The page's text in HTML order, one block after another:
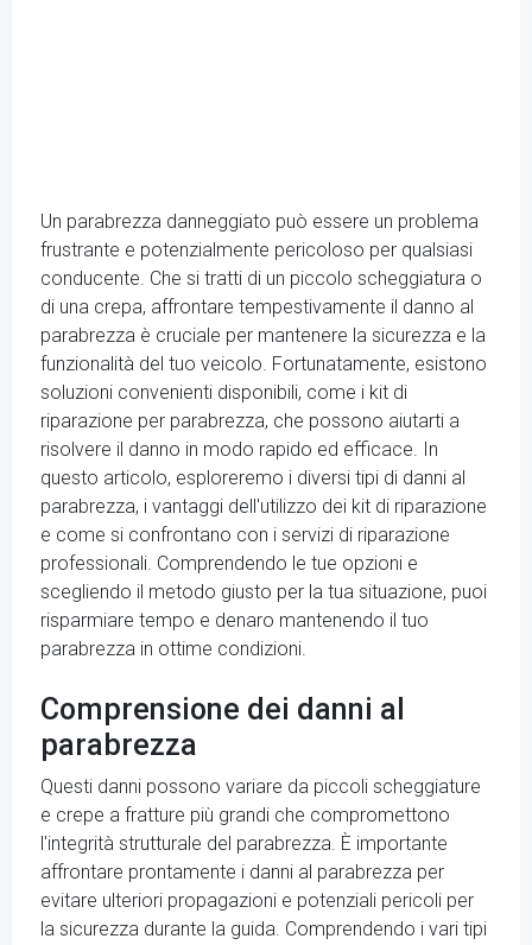
Un parabrezza danneggiato può essere un problema
frustrante e potenzialmente pericoloso per qualsiasi
conducente. Che si tratti di un piccolo scheggiatura o
di una crepa, affrontare tempestivamente il danno al
parabrezza è cruciale per mantenere la sicurezza e la
funzionalità del tuo veicolo. Fortunatamente, esistono
soluzioni convenienti disponibili, come i kit di
riparazione per parabrezza, che possono aiutarti a
risolvere il danno in modo rapido ed efficace. In
questo articolo, esploreremo i diversi tipi di danni al
parabrezza, i vantaggi dell'utilizzo dei kit di riparazione
e come si confrontano con i servizi di riparazione
professionali. Comprendendo le tue opzioni e
scegliendo il metodo giusto per la tua situazione, puoi
risparmiare tempo e denaro mantenendo il tuo
parabrezza in ottime condizioni.
Comprensione dei danni al
parabrezza
Questi danni possono variare da piccoli scheggiature
e crepe a fratture più grandi che compromettono
l'integrità strutturale del parabrezza. È importante
affrontare prontamente i danni al parabrezza per
evitare ulteriori propagazioni e potenziali pericoli per
la sicurezza durante la guida. Comprendendo i vari tipi